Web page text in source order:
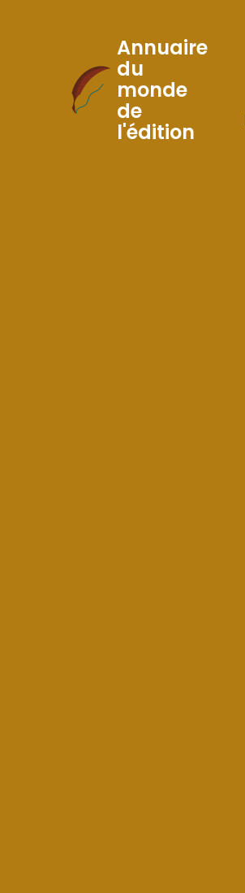
Skip
to
Content
Annuaire
du
monde
de
l'édition